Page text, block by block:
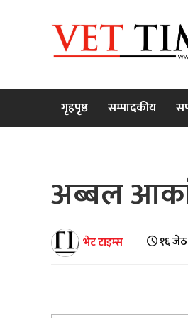
VET TIMES
Nepal's 1st Vet Magzine
गृहपृष्ठ सम्पादकीय
अब्बल
भेट टाइम्स १६